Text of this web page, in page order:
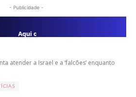
- Publicidade -
atender a Israel e a ‘falcões’ enquanto